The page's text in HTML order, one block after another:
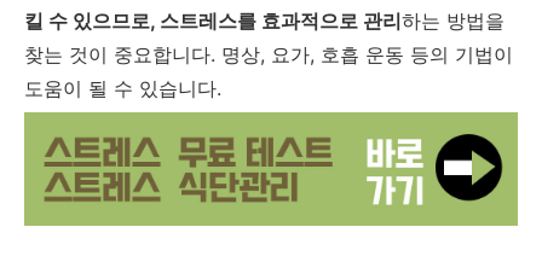
킬 수 있으므로, 스트레스를 효과적으로 관리하는 방법을
찾는 것이 중요합니다. 명상, 요가, 호흡 운동 등의 기법이
도움이 될 수 있습니다.